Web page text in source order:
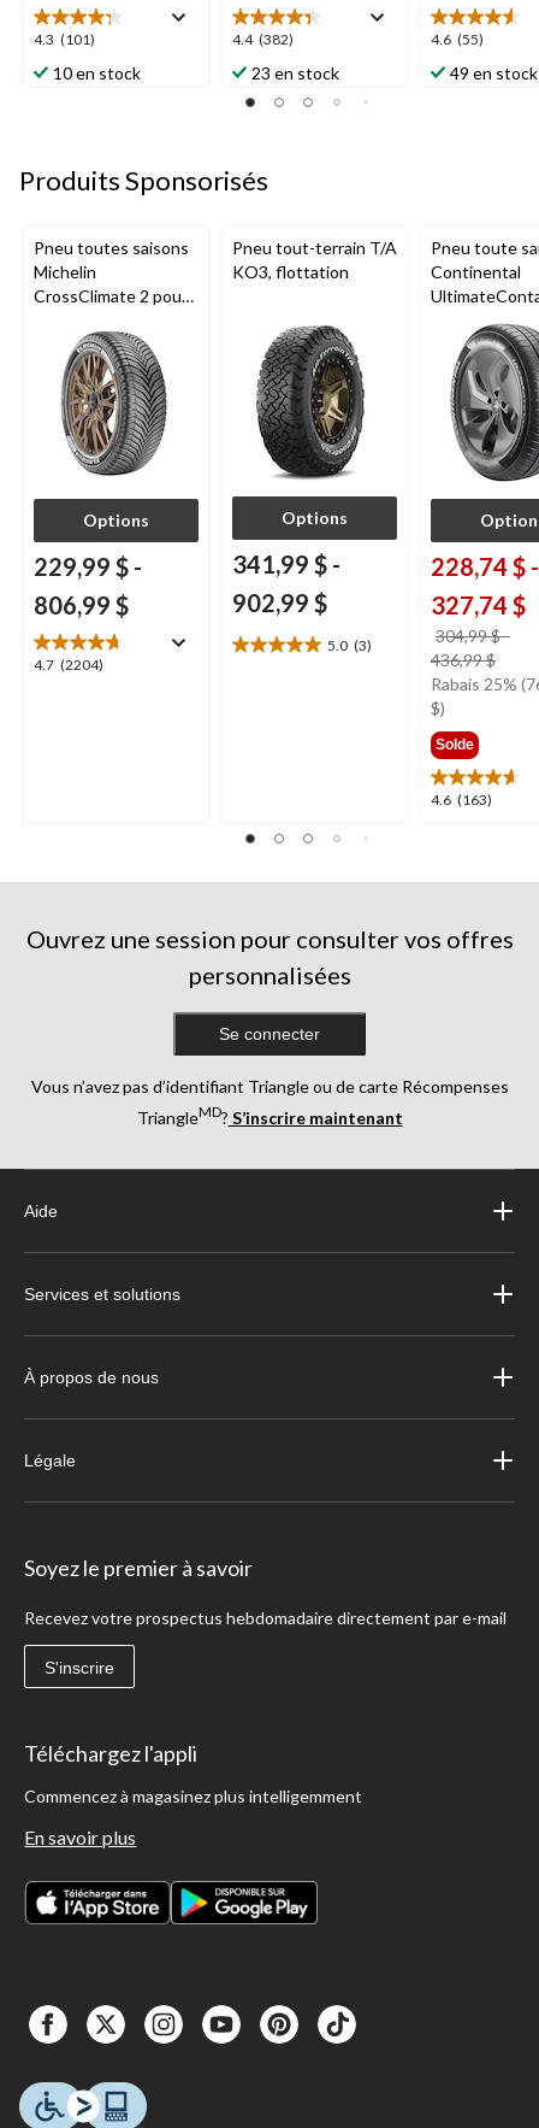
4.3 (101)
4.3
étoile(s)
sur
10 en stock
4.4 (382)
4.4
étoile(s)
sur
5.
23 en stock
4.6 (55)
4.6
étoile(s)
sur
49 en stock
Produits Sponsorisés
Pneu toutes saisons
Michelin
CrossClimate 2 pour
et multisegments
Options
229,99 $ -
806,99 $
4.7 (2204)
4.7
Pneu tout-terrain T/A
KO3, flottation
Options
341,99 $ -
902,99 $
5.0 (3)
5.0
Pneu toute
Continental
pour
tourisme et
228,74 $ -
327,74 $
304,99 $-
436,99 $
était
Rabais 25%
$)
Solde
4.6 (163)
4.6
Ouvrez une session pour consulter vos offres
personnalisées
Se connecter
Vous n’avez pas d’identifiant Triangle ou de carte Récompenses
TriangleMD? S’inscrire maintenant
Aide
Services et solutions
À propos de nous
Légale
Soyez le premier à savoir
Recevez votre prospectus hebdomadaire directement par e-mail
S'inscrire
Téléchargez l'appli
Commencez à magasinez plus intelligemment
En savoir plus